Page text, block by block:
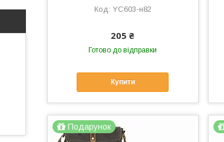
YC603-н82
205 ₴
Готово до відправки
Купити
Подарунок